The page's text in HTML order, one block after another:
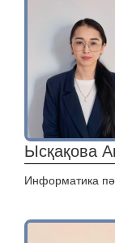
Ысқақова
Информатика